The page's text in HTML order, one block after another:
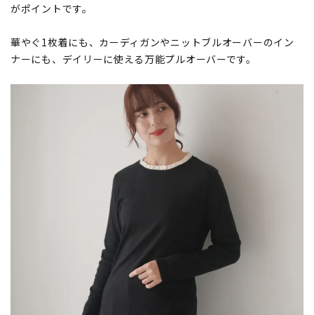
がポイントです。
華やぐ1枚着にも、カーディガンやニットブルオーバーのイン
ナーにも、デイリーに使える万能プルオーバーです。